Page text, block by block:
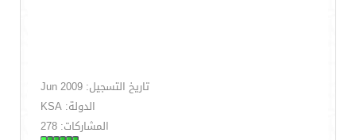
تاريخ التسجيل: Jun 2009
الدولة: KSA
المشاركات: 278